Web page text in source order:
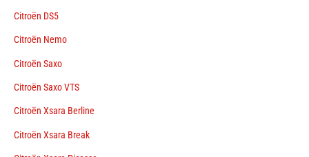
Citroën DS5
Citroën Nemo
Citroën Saxo
Citroën Saxo VTS
Citroën Xsara Berline
Citroën Xsara Break